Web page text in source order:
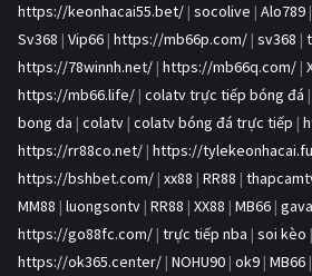
https://keonhacai55.bet/ | socolive | Alo789 |
Sv368 | Vip66 | https://mb66p.com/ | sv368 |
https://78winnh.net/ | https://mb66q.com/ |
https://mb66.life/ | colatv trực tiếp bóng đá |
bong da | colatv | colatv bóng đá trực tiếp |
https://rr88co.net/ | https://
https://bshbet.com/ | xx88 | RR88 |
MM88 | luongsontv | RR88 | XX88 | MB66 |
https://go88fc.com/ | trực tiếp nba | soi kèo |
https://ok365.center/ | NOHU90 | ok9 | MB66 |